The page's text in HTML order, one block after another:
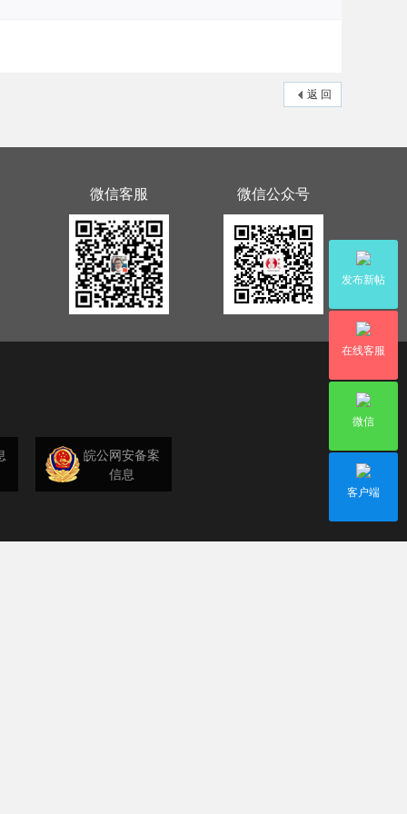
返 回
发布新帖
在线客服
微信
客户端
微信客服 微信公众号
皖公网安备案
信息